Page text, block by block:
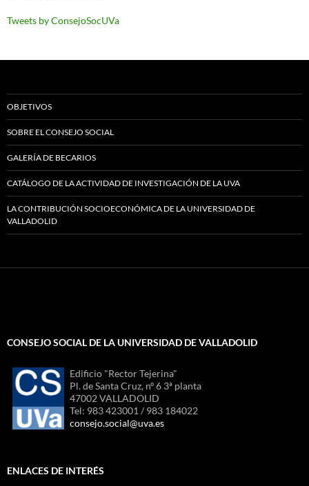
Tweets by ConsejoSocUVa
OBJETIVOS
SOBRE EL CONSEJO SOCIAL
GALERÍA DE BECARIOS
CATÁLOGO DE LA ACTIVIDAD DE INVESTIGACIÓN DE LA UVA
LA CONTRIBUCIÓN SOCIOECONÓMICA DE LA UNIVERSIDAD DE
VALLADOLID
CONSEJO SOCIAL DE LA UNIVERSIDAD DE VALLADOLID
Edificio "Rector Tejerina"
Pl. de Santa Cruz, nº 6 3ª planta
47002 VALLADOLID
Tel: 983 423001 / 983 184022
consejo.social@uva.es
ENLACES DE INTERÉS